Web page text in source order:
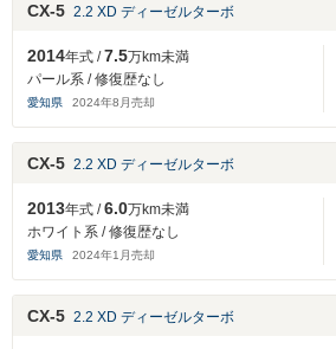
CX-5 2.2 XD ディーゼルターボ
2014年式 /7.5万km未満
パール系 / 修復歴なし
愛知県 2024年8 月売却
CX-5 2.2 XD ディーゼルターボ
2013年式 /6.0万km未満
ホワイト系 / 修復歴なし
愛知県 2024年1 月売却
CX-5 2.2 XD ディーゼルターボ